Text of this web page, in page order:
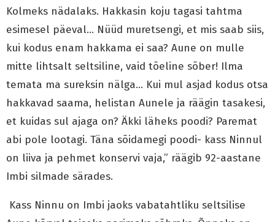
Kolmeks nädalaks. Hakkasin koju tagasi tahtma
esimesel päeval… Nüüd muretsengi, et mis saab siis,
kui kodus enam hakkama ei saa? Aune on mulle
mitte lihtsalt seltsiline, vaid tõeline sõber! Ilma
temata ma sureksin nälga… Kui mul asjad kodus otsa
hakkavad saama, helistan Aunele ja räägin tasakesi,
et kuidas sul ajaga on? Äkki läheks poodi? Paremat
abi pole lootagi. Täna sõidamegi poodi- kass Ninnul
on liiva ja pehmet konservi vaja,” räägib 92-aastane
Imbi silmade särades.
Kass Ninnu on Imbi jaoks vabatahtliku seltsilise